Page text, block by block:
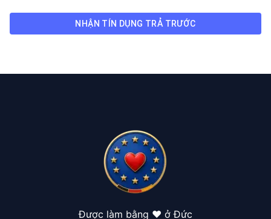
NHẬN TÍN DỤNG TRẢ TRƯỚC
Được làm bằng ❤️ ở Đức